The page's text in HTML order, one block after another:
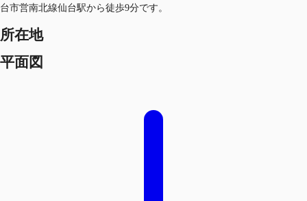
台市営南北線仙台駅から徒歩9分です。
所在地
平面図